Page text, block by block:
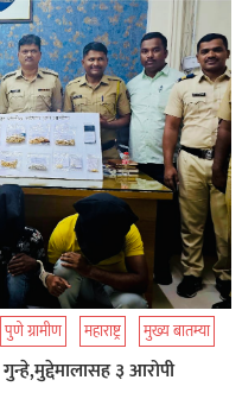
पुणे ग्रामीण महाराष्ट्र मुख्य बातम्या
३ आरोपी